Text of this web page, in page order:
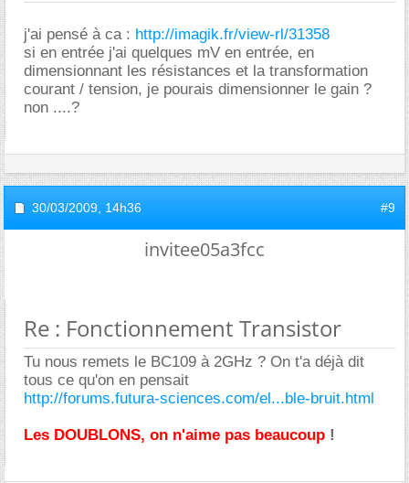
j'ai pensé à ca : http://imagik.fr/view-rl/31358
si en entrée j'ai quelques mV en entrée, en
dimensionnant les résistances et la transformation
courant / tension, je pourais dimensionner le gain ?
non ....?
30/03/2009, 14h36 #9
invitee05a3fcc
Re : Fonctionnement Transistor
Tu nous remets le BC109 à 2GHz ? On t'a déjà dit
tous ce qu'on en pensait
http://forums.futura-sciences.com/el...ble-bruit.html
Les DOUBLONS, on n'aime pas beaucoup !